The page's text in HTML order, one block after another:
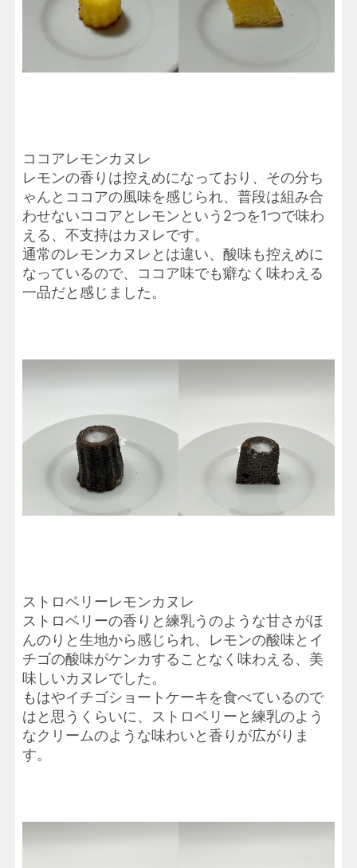
ココアレモンカヌレ
レモンの香りは控えめになっており、その分ち
ゃんとココアの風味を感じられ、普段は組み合
わせないココアとレモンという2つを1つで味わ
える、不支持はカヌレです。
通常のレモンカヌレとは違い、酸味も控えめに
なっているので、ココア味でも癖なく味わえる
一品だと感じました。
ストロベリーレモンカヌレ
ストロベリーの香りと練乳うのような甘さがほ
んのりと生地から感じられ、レモンの酸味とイ
チゴの酸味がケンカすることなく味わえる、美
味しいカヌレでした。
もはやイチゴショートケーキを食べているので
はと思うくらいに、ストロベリーと練乳のよう
なクリームのような味わいと香りが広がりま
す。